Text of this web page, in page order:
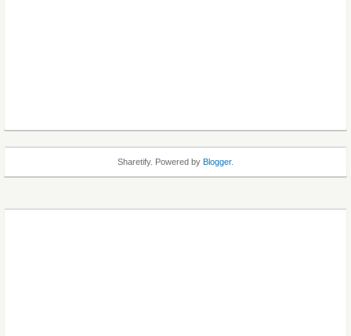
Sharetify. Powered by Blogger.